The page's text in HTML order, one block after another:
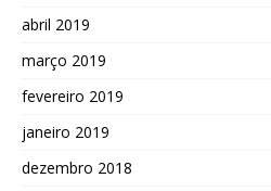
abril 2019
março 2019
fevereiro 2019
janeiro 2019
dezembro 2018